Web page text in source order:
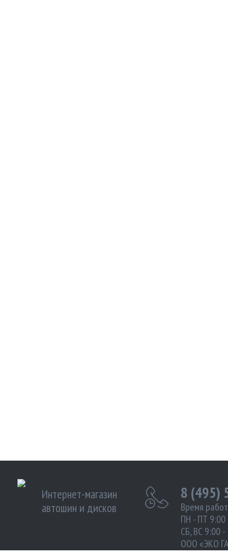
Интернет-магазин
автошин и дисков
8 (495)
Время
ПН - ПТ 9:00
СБ, ВС 9:00
ООО «ЭКО